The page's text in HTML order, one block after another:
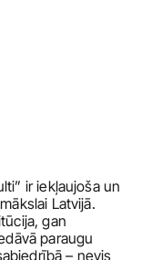
ir iekļaujoša un
Latvijā.
gan
paraugu
– nevis